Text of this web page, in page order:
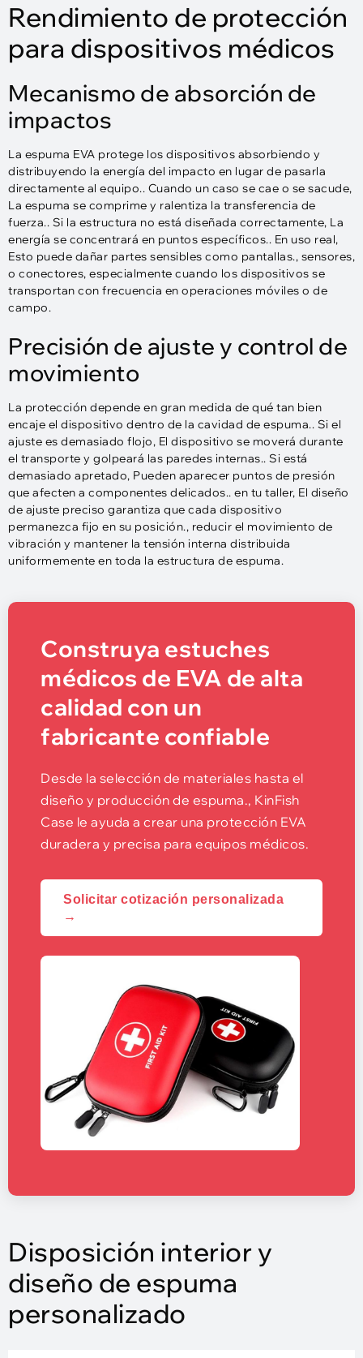
Rendimiento de protección
para dispositivos médicos
Mecanismo de absorción de
impactos
La espuma EVA protege los dispositivos absorbiendo y
distribuyendo la energía del impacto en lugar de pasarla
directamente al equipo.. Cuando un caso se cae o se sacude,
La espuma se comprime y ralentiza la transferencia de
fuerza.. Si la estructura no está diseñada correctamente, La
energía se concentrará en puntos específicos.. En uso real,
Esto puede dañar partes sensibles como pantallas., sensores,
o conectores, especialmente cuando los dispositivos se
transportan con frecuencia en operaciones móviles o de
campo.
Precisión de ajuste y control de
movimiento
La protección depende en gran medida de qué tan bien
encaje el dispositivo dentro de la cavidad de espuma.. Si el
ajuste es demasiado flojo, El dispositivo se moverá durante
el transporte y golpeará las paredes internas.. Si está
demasiado apretado, Pueden aparecer puntos de presión
que afecten a componentes delicados.. en tu taller, El diseño
de ajuste preciso garantiza que cada dispositivo
permanezca fijo en su posición., reducir el movimiento de
vibración y mantener la tensión interna distribuida
uniformemente en toda la estructura de espuma.
Construya estuches
médicos de EVA de alta
calidad con un
fabricante confiable
Desde la selección de materiales hasta el
diseño y producción de espuma., KinFish
Case le ayuda a crear una protección EVA
duradera y precisa para equipos médicos.
Solicitar cotización personalizada
→
Disposición interior y
diseño de espuma
personalizado